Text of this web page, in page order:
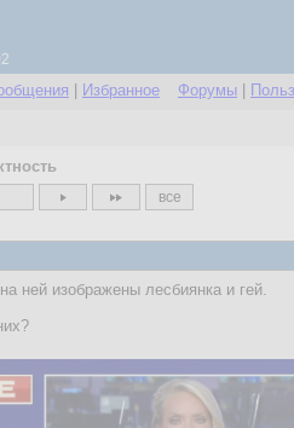
Избранное Форумы
все
ней изображены лесбиянка и гей.